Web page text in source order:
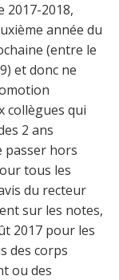
2017-2018,
année du
(entre le
et donc ne
collègues qui
2 ans
passer hors
tous les
du recteur
sur les notes,
2017 pour les
des corps
ou des